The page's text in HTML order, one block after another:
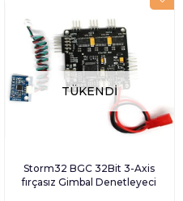
TÜKENDI
Storm32 BGC 32Bit 3-Axis
fırçasız Gimbal Denetleyeci